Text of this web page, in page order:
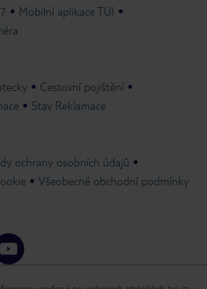
Mobilní aplikace TUI
Cestovní pojištění
Stav Reklamace
ochrany osobních údajů
Všeobecné obchodní podmínky